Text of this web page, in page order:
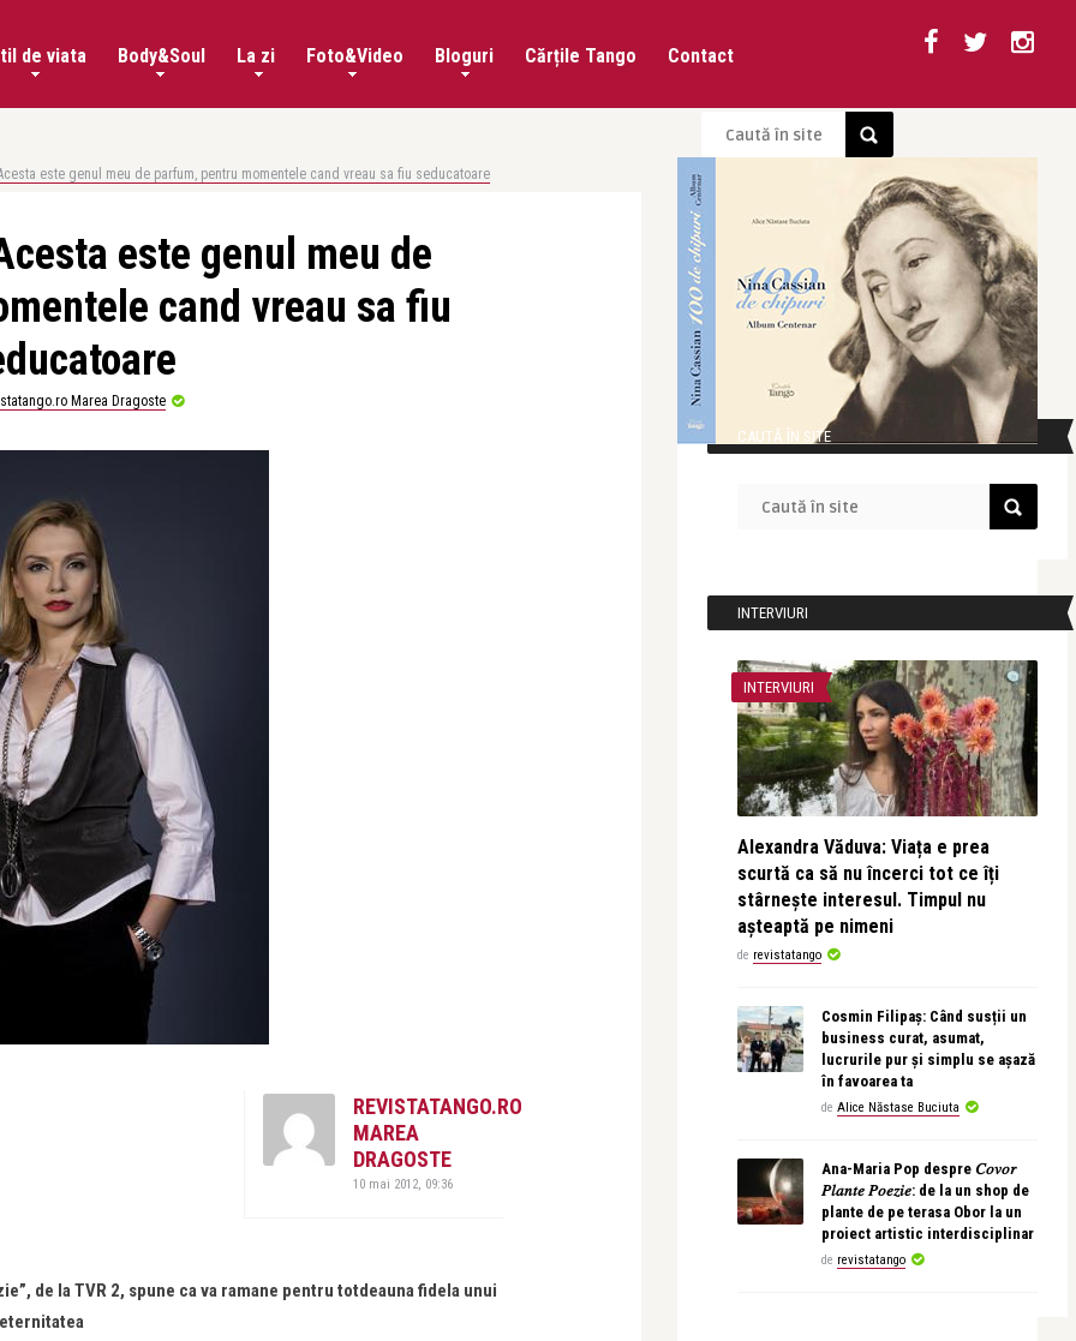
de viata Body&Soul La zi Foto&Video Bloguri Cărțile Tango Contact
este genul meu de parfum, pentru momentele cand vreau sa fiu seducatoare
este genul meu de
cand vreau sa fiu
Marea Dragoste
REVISTATANGO.RO
MAREA
DRAGOSTE
10 mai 2012, 09:36
de la TVR 2, spune ca va ramane pentru totdeauna fidela unui
CAUTĂ ÎN SITE
INTERVIURI
INTERVIURI
Alexandra Văduva: Viața e prea
scurtă ca să nu încerci tot ce îți
stârnește interesul. Timpul nu
așteaptă pe nimeni
de revistatango
Cosmin Filipaș: Când susții un
business curat, asumat,
lucrurile pur și simplu se așază
în favoarea ta
de Alice Năstase Buciuta
Ana-Maria Pop despre 𝐶𝑜𝑣𝑜𝑟
𝑃𝑙𝑎𝑛𝑡𝑒 𝑃𝑜𝑒𝑧𝑖𝑒: de la un shop de
plante de pe terasa Obor la un
proiect artistic interdisciplinar
de revistatango